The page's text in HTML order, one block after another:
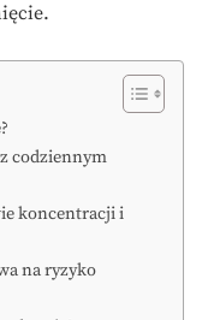
codziennym
koncentracji i
na ryzyko